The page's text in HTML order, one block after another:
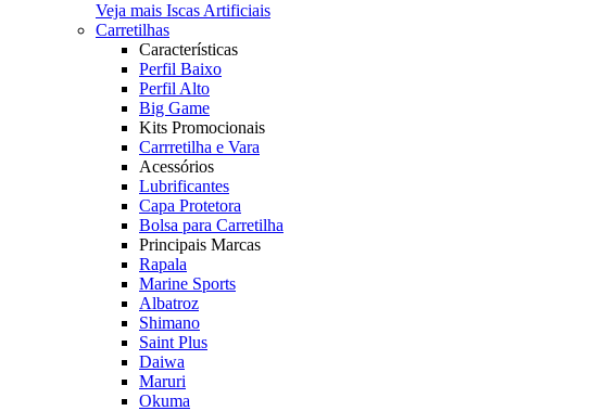
Veja mais Iscas Artificiais
Carretilhas
Características
Perfil Baixo
Perfil Alto
Big Game
Kits Promocionais
Carrretilha e Vara
Acessórios
Lubrificantes
Capa Protetora
Bolsa para Carretilha
Principais Marcas
Rapala
Marine Sports
Albatroz
Shimano
Saint Plus
Daiwa
Maruri
Okuma